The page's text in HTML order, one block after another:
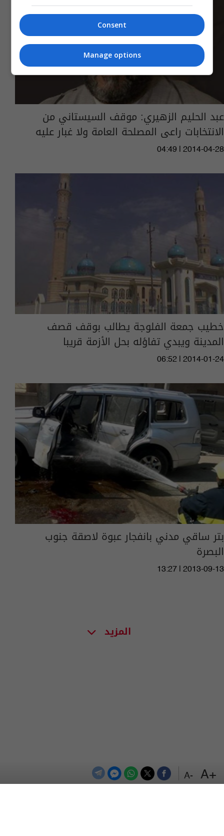
+A
-A
عبد الحليم الزهيري: موقف السيستاني من
الانتخابات راعى المصلحة العامة ولا غبار عليه
04:49 | 2014-04-28
خطيب جمعة الفلوجة يطالب بوقف قصف
المدينة ويبدي تفاؤله بحل الأزمة قريبا
06:52 | 2014-01-24
بتر ساقي مدني بانفجار عبوة لاصقة جنوب
البصرة
13:27 | 2013-09-13
المزيد
Consent
Manage options